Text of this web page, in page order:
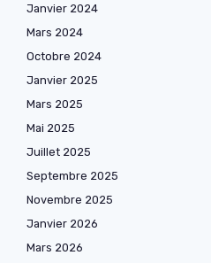
Janvier 2024
Mars 2024
Octobre 2024
Janvier 2025
Mars 2025
Mai 2025
Juillet 2025
Septembre 2025
Novembre 2025
Janvier 2026
Mars 2026